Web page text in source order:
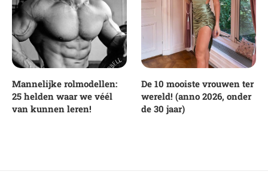
Mannelijke rolmodellen:
25 helden waar we véél
van kunnen leren!
De 10 mooiste vrouwen ter
wereld! (anno 2026, onder
de 30 jaar)